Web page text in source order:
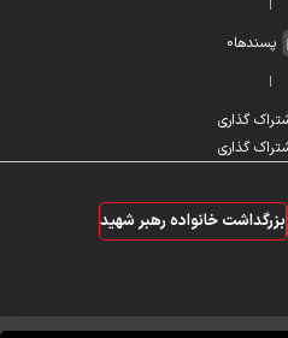
پسندها0
گذاری
گذاری
خانواده رهبر شهید